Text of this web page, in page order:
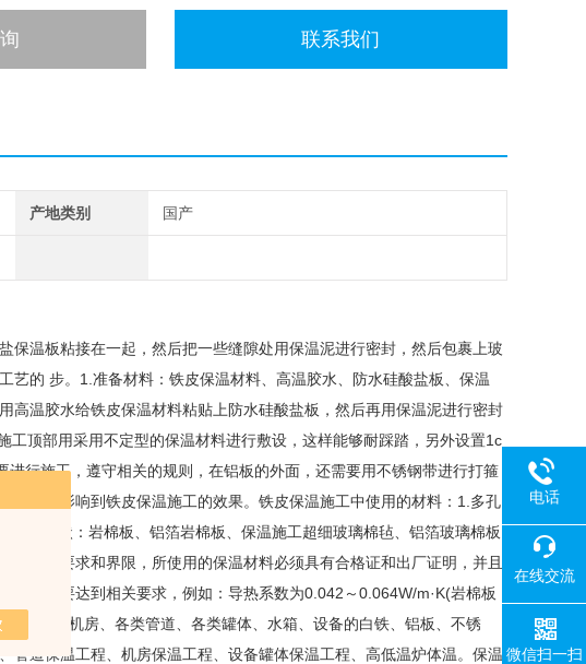
联系我们
产地类别 国产
温板粘接在一起，然后把一些缝隙处用保温泥进行密封，然后包裹上玻
的 步。1.准备材料：铁皮保温材料、高温胶水、防水硅酸盐板、保温
温胶水给铁皮保温材料粘贴上防水硅酸盐板，然后再用保温泥进行密封
顶部用采用不定型的保温材料进行敷设，这样能够耐踩踏，另外设置1c
行施工，遵守相关的规则，在铝板的外面，还需要用不锈钢带进行打箍
也会影响到铁皮保温施工的效果。铁皮保温施工中使用的材料：1.多孔
纤维状：岩棉板、铝箔岩棉板、保温施工超细玻璃棉毡、铝箔玻璃棉板
格的要求和界限，所使用的保温材料必须具有合格证和出厂证明，并且
级别要达到相关要求，例如：导热系数为0.042～0.064W/m·K(岩棉板
、锅炉机房、各类管道、各类罐体、水箱、设备的白铁、铝板、不锈
道保温工程、机房保温工程、设备罐体保温工程、高低温炉体温。保温
电话
在线交流
微信扫一扫